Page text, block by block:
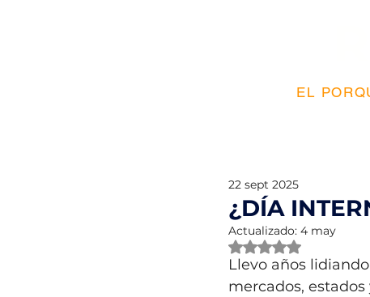
EL
¿DÍA
22 sept 2025
Actualizado: 4 may
Obtuvo NaN de 5
Llevo años
mercados,